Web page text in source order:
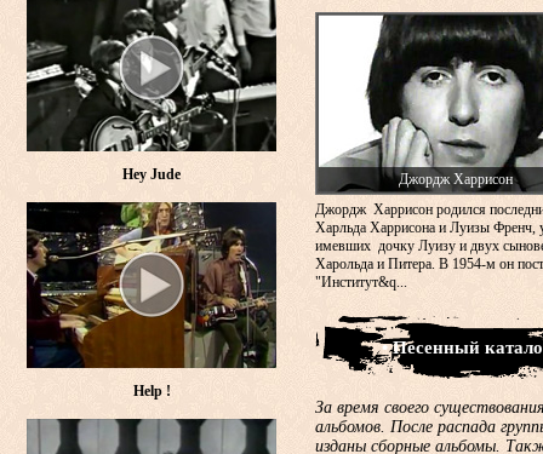
Джордж Харрисон
Джордж Харрисон родился
Харльда Харрисона и Луизы Френч,
имевших дочку Луизу и двух
Харольда и Питера. В 1954-м он
"Институт&q...
• Песенный
За время своего
альбомов. После распада
изданы сборные альбомы.
Hey Jude
Help !